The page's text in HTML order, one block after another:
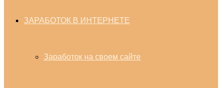
ЗАРАБОТОК В ИНТЕРНЕТЕ
Заработок на своем сайте